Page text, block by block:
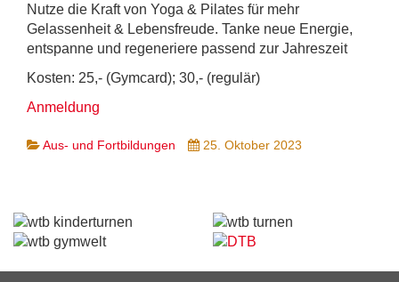
Nutze die Kraft von Yoga & Pilates für mehr
Gelassenheit & Lebensfreude. Tanke neue Energie,
entspanne und regeneriere passend zur Jahreszeit
Kosten: 25,- (Gymcard); 30,- (regulär)
Anmeldung
Aus- und Fortbildungen 25. Oktober 2023